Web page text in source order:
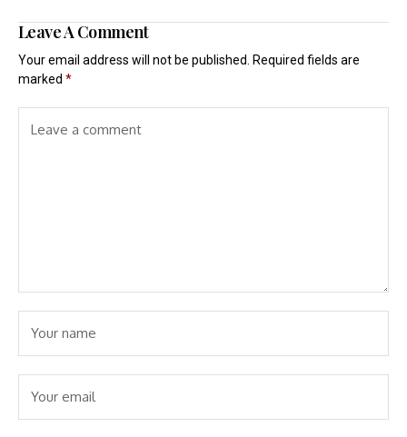
Leave A Comment
Your email address will not be published. Required fields are
marked *